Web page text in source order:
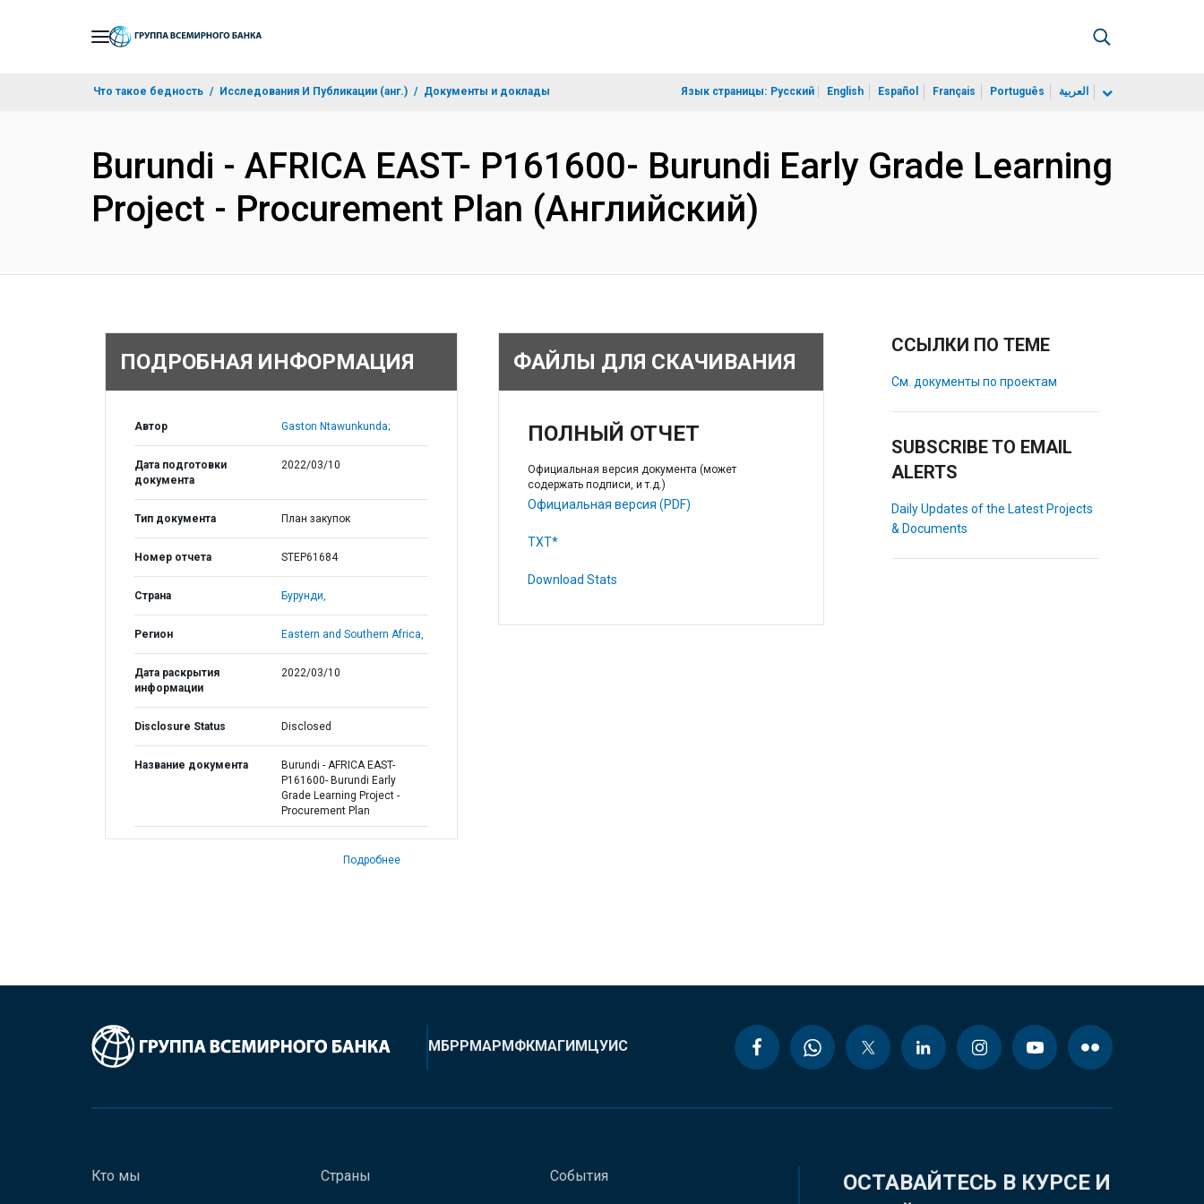
Что такое бедность Исследования И Публикации (анг.) Документы и доклады Язык страницы: Русский English Español Français Português العربية
Burundi - AFRICA EAST- P161600- Burundi Early Grade Learning
Project - Procurement Plan (Английский)
ПОДРОБНАЯ ИНФОРМАЦИЯ
Автор Gaston Ntawunkunda;
Дата подготовки
документа
2022/03/10
Тип документа План закупок
Номер отчета STEP61684
Страна Бурунди,
Регион Eastern and Southern Africa,
Дата раскрытия
информации
2022/03/10
Disclosure Status Disclosed
Название документа
Burundi - AFRICA EAST-
P161600- Burundi Early
Grade Learning Project -
Procurement Plan
Подробнее
ФАЙЛЫ ДЛЯ СКАЧИВАНИЯ
ПОЛНЫЙ ОТЧЕТ
Официальная версия документа (может
содержать подписи, и т.д.)
Официальная версия (PDF)
TXT*
Download Stats
ССЫЛКИ ПО ТЕМЕ
См. документы по проектам
SUBSCRIBE TO EMAIL
ALERTS
Daily Updates of the Latest Projects
& Documents
МБРРМАРМФКМАГИМЦУИС
Кто мы Страны События
ОСТАВАЙТЕСЬ В КУРСЕ И